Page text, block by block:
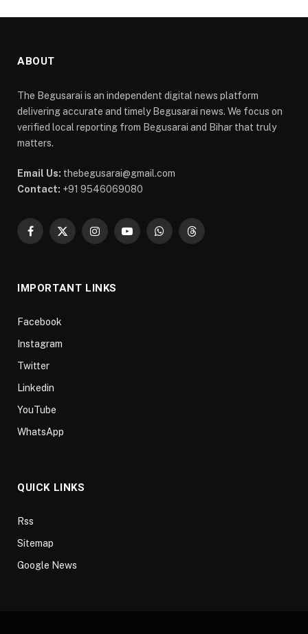
ABOUT
The Begusarai is an independent digital news platform
delivering accurate and timely Begusarai news. We focus on
verified local reporting from Begusarai and Bihar that truly
matters.
Email Us: thebegusarai@gmail.com
Contact: +91 9546069080
Facebook
X
InstagramYouTubeWhatsAppThreads
IMPORTANT LINKS
Facebook
Instagram
Twitter
Linkedin
YouTube
WhatsApp
QUICK LINKS
Rss
Sitemap
Google News